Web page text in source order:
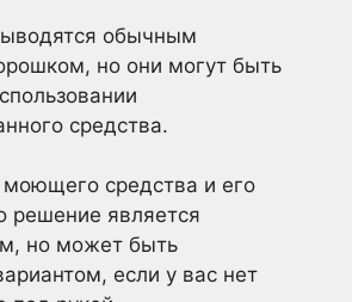
обычным
но они могут быть
средства.
средства и его
решение является
но может быть
если у вас нет